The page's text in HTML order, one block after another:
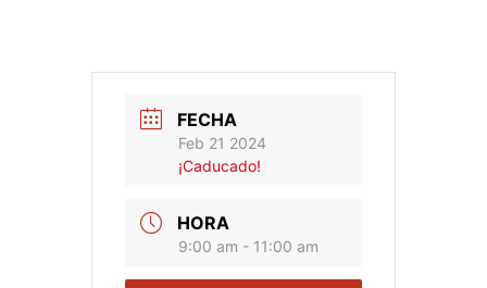
FECHA
Feb 21 2024
¡Caducado!
HORA
9:00 am - 11:00 am